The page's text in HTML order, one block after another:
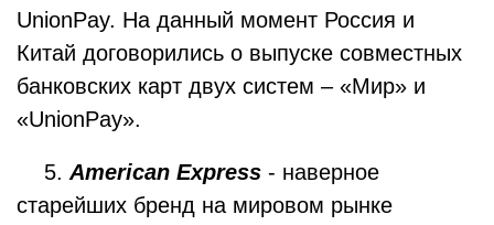
UnionPay. На данный момент Россия и
Китай договорились о выпуске совместных
банковских карт двух систем – «Мир» и
«UnionPay».
5. American Express - наверное
старейших бренд на мировом рынке